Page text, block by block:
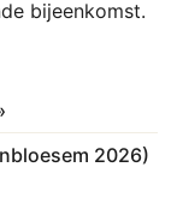
bijeenkomst.
2026)